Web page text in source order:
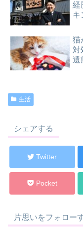
経
キ
猫
対
遺
生活
シェアする
Twitter
Pocket
片思いをフォロー